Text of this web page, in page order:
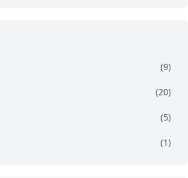
(9)
(20)
(5)
(1)